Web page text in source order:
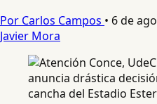
Por Carlos Campos • 6 de
Javier Mora